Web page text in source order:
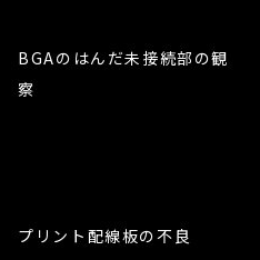
BGAのはんだ未接続部の観
察
プリント配線板の不良